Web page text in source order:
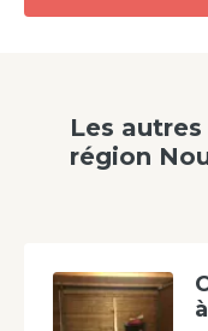
Les
région